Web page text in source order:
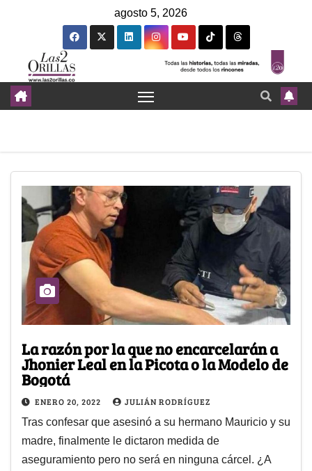
agosto 5, 2026
La razón por la que no encarcelarán a
Jhonier Leal en la Picota o la Modelo de
Bogotá
ENERO 20, 2022 JULIÁN RODRÍGUEZ
Tras confesar que asesinó a su hermano Mauricio y su
madre, finalmente le dictaron medida de
aseguramiento pero no será en ninguna cárcel. ¿A